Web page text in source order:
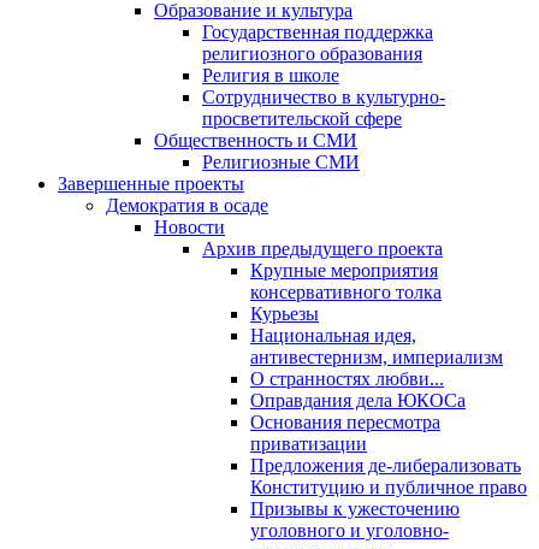
Образование и культура
Государственная поддержка
религиозного образования
Религия в школе
Сотрудничество в культурно-
просветительской сфере
Общественность и СМИ
Религиозные СМИ
Завершенные проекты
Демократия в осаде
Новости
Архив предыдущего проекта
Крупные мероприятия
консервативного толка
Курьезы
Национальная идея,
антивестернизм, империализм
О странностях любви...
Оправдания дела ЮКОСа
Основания пересмотра
приватизации
Предложения де-либерализовать
Конституцию и публичное право
Призывы к ужесточению
уголовного и уголовно-